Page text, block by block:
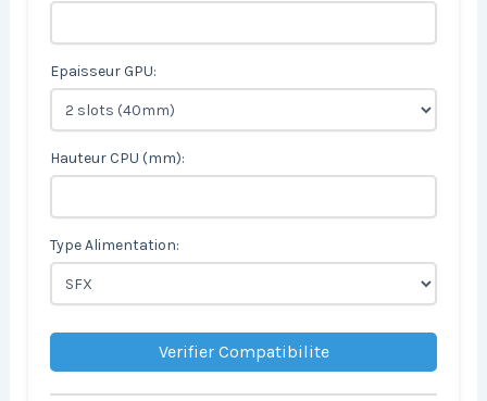
Epaisseur GPU:
Hauteur CPU (mm):
Type Alimentation:
Verifier Compatibilite